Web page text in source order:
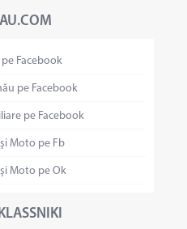
Facebook
pe Facebook
pe Facebook
Moto pe Fb
Moto pe Ok